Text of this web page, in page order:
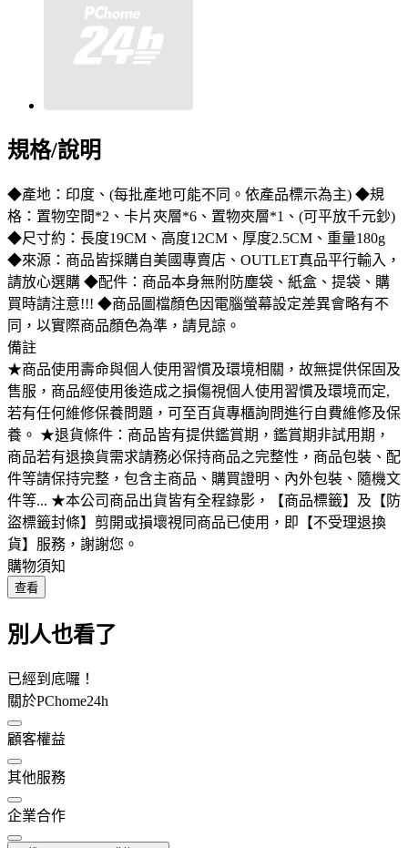
規格/說明
◆產地：印度、(每批產地可能不同。依產品標示為主) ◆規
格：置物空間*2、卡片夾層*6、置物夾層*1、(可平放千元鈔)
◆尺寸約：長度19CM、高度12CM、厚度2.5CM、重量180g
◆來源：商品皆採購自美國專賣店、OUTLET真品平行輸入，
請放心選購 ◆配件：商品本身無附防塵袋、紙盒、提袋、購
買時請注意!!! ◆商品圖檔顏色因電腦螢幕設定差異會略有不
同，以實際商品顏色為準，請見諒。
備註
★商品使用壽命與個人使用習慣及環境相關，故無提供保固及
售服，商品經使用後造成之損傷視個人使用習慣及環境而定,
若有任何維修保養問題，可至百貨專櫃詢問進行自費維修及保
養。 ★退貨條件：商品皆有提供鑑賞期，鑑賞期非試用期，
商品若有退換貨需求請務必保持商品之完整性，商品包裝、配
件等請保持完整，包含主商品、購買證明、內外包裝、隨機文
件等... ★本公司商品出貨皆有全程錄影，【商品標籤】及【防
盜標籤封條】剪開或損壞視同商品已使用，即【不受理退換
貨】服務，謝謝您。
購物須知
查看
別人也看了
已經到底囉！
關於PChome24h
顧客權益
其他服務
企業合作